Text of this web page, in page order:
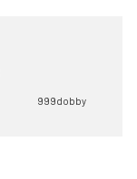
999dobby